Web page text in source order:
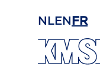
NL EN FR